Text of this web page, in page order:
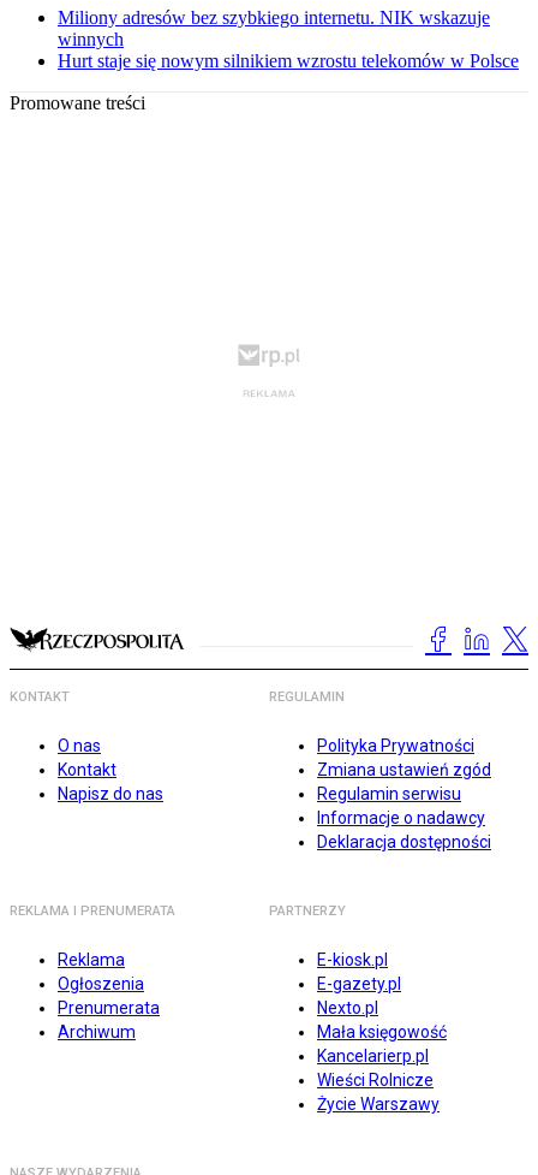
Miliony adresów bez szybkiego internetu. NIK wskazuje
winnych
Hurt staje się nowym silnikiem wzrostu telekomów w Polsce
Promowane treści
KONTAKT
O nas
Kontakt
Napisz do nas
REGULAMIN
Polityka Prywatności
Zmiana ustawień zgód
Regulamin serwisu
Informacje o nadawcy
Deklaracja dostępności
REKLAMA I PRENUMERATA
Reklama
Ogłoszenia
Prenumerata
Archiwum
PARTNERZY
E-kiosk.pl
E-gazety.pl
Nexto.pl
Mała księgowość
Kancelarierp.pl
Wieści Rolnicze
Życie Warszawy